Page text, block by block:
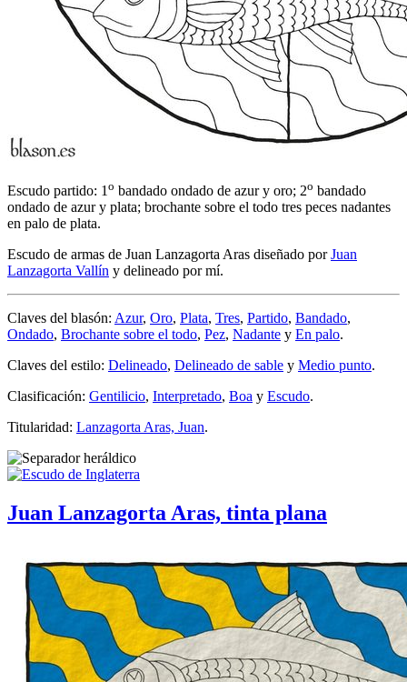
Escudo partido: 1 o bandado ondado de azur y oro; 2o bandado
ondado de azur y plata; brochante sobre el todo tres peces nadantes
en palo de plata.
Escudo de armas de Juan Lanzagorta Aras diseñado porJuan
Lanzagorta Vallín y delineado por mí.
Claves del blasón: Azur, Oro, Plata, Tres, Partido, Bandado,
Ondado, Brochante sobre el todo, Pez, Nadante y En palo.
Claves del estilo: Delineado, Delineado de sable y Medio punto.
Clasificación: Gentilicio, Interpretado, Boa y Escudo.
Titularidad: Lanzagorta Aras, Juan.
Juan Lanzagorta Aras, tinta plana